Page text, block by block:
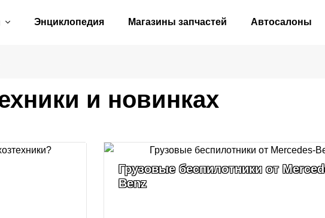
Энциклопедия Магазины запчастей Автосалоны
и новинках
Грузовые беспилотники от
Benz